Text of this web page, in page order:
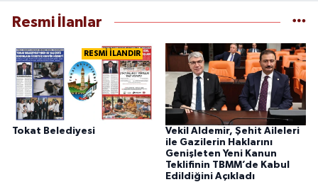
Resmi İlanlar
RESMİ İLANDIR
Tokat Belediyesi
Vekil Aldemir, Şehit Aileleri
ile Gazilerin Haklarını
Genişleten Yeni Kanun
Teklifinin TBMM’de Kabul
Edildiğini Açıkladı